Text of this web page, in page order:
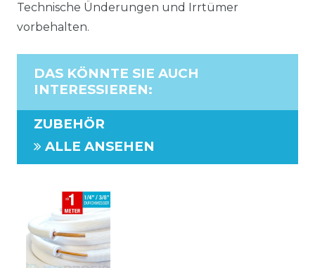
Technische Ünderungen und Irrtümer
vorbehalten.
DAS KÖNNTE SIE AUCH
INTERESSIEREN:
ZUBEHÖR
ALLE ANSEHEN